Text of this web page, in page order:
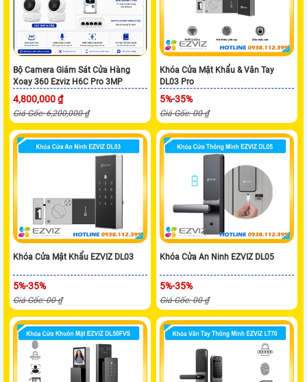
Bộ Camera Giám Sát Cửa Hàng
Xoay 360 Ezviz H6C Pro 3MP
4,800,000 ₫
Giá Gốc: 6,200,000 ₫
Khóa Cửa Mật Khẩu & Vân Tay
DL03 Pro
5%-35%
Giá Gốc: 00 ₫
Khóa Cửa Mật Khẩu EZVIZ DL03
5%-35%
Giá Gốc: 00 ₫
Khóa Cửa An Ninh EZVIZ DL05
5%-35%
Giá Gốc: 00 ₫